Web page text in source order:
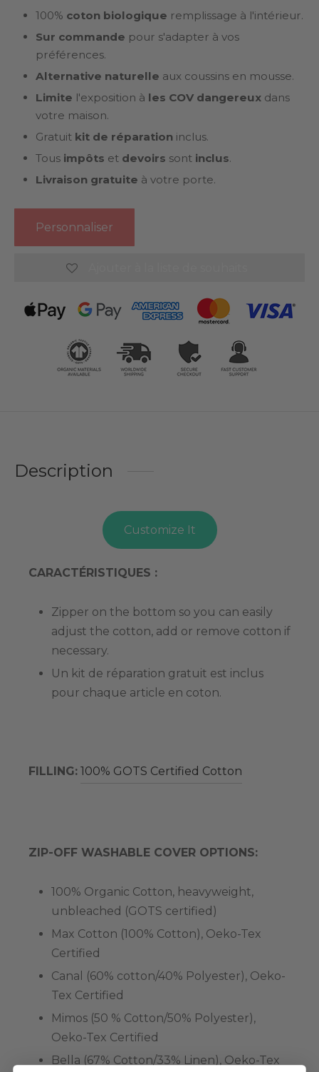
100% coton biologique remplissage à l'intérieur.
Sur commande pour s'adapter à vos
préférences.
Alternative naturelle aux coussins en mousse.
Limite l'exposition à les COV dangereux dans
votre maison.
Gratuit kit de réparation inclus.
Tous impôts et devoirs sont inclus.
Livraison gratuite à votre porte.
Personnaliser
Description
Customize It
CARACTÉRISTIQUES :
Zipper on the bottom so you can easily
adjust the cotton, add or remove cotton if
necessary.
Un kit de réparation gratuit est inclus
pour chaque article en coton.
FILLING: 100% GOTS Certified Cotton
ZIP-OFF WASHABLE COVER OPTIONS:
100% Organic Cotton, heavyweight,
unbleached (GOTS certified)
Max Cotton (100% Cotton), Oeko-Tex
Certified
Canal (60% cotton/40% Polyester), Oeko-
Tex Certified
Mimos (50 % Cotton/50% Polyester),
Oeko-Tex Certified
Bella (67% Cotton/33% Linen), Oeko-Tex